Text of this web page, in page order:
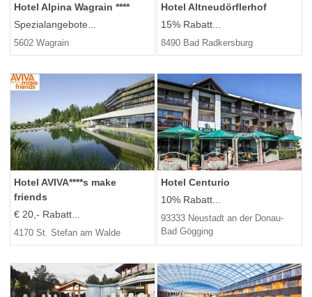
Hotel Alpina Wagrain ****
Spezialangebote...
5602 Wagrain
Hotel Altneudörflerhof
15% Rabatt...
8490 Bad Radkersburg
Hotel AVIVA****s make
friends
€ 20,- Rabatt...
4170 St. Stefan am Walde
Hotel Centurio
10% Rabatt...
93333 Neustadt an der Donau-
Bad Gögging